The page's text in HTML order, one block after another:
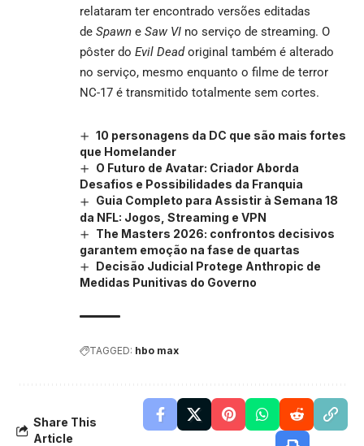
relataram ter encontrado versões editadas
de Spawn e Saw VI no serviço de streaming. O
pôster do Evil Dead original também é alterado
no serviço, mesmo enquanto o filme de terror
NC-17 é transmitido totalmente sem cortes.
10 personagens da DC que são mais fortes
que Homelander
O Futuro de Avatar: Criador Aborda
Desafios e Possibilidades da Franquia
Guia Completo para Assistir à Semana 18
da NFL: Jogos, Streaming e VPN
The Masters 2026: confrontos decisivos
garantem emoção na fase de quartas
Decisão Judicial Protege Anthropic de
Medidas Punitivas do Governo
TAGGED: hbo max
Share This
Article